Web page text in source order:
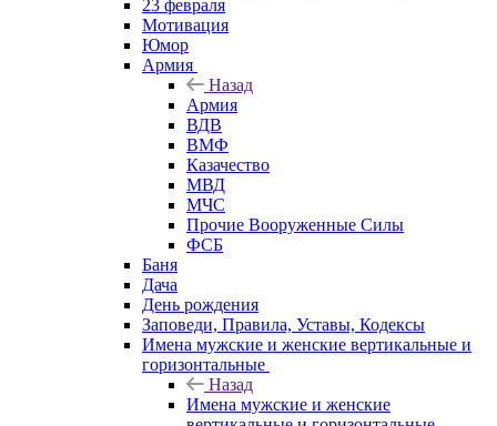
23 февраля
Мотивация
Юмор
Армия
Назад
Армия
ВДВ
ВМФ
Казачество
МВД
МЧС
Прочие Вооруженные Силы
ФСБ
Баня
Дача
День рождения
Заповеди, Правила, Уставы, Кодексы
Имена мужские и женские вертикальные и
горизонтальные
Назад
Имена мужские и женские